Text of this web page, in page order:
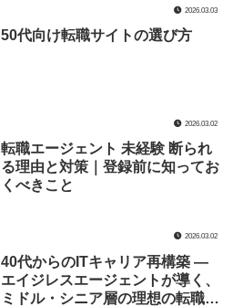
2026.03.03
50代向け転職サイトの選び方
2026.03.02
転職エージェント 未経験 断られ
る理由と対策｜登録前に知ってお
くべきこと
2026.03.02
40代からのITキャリア再構築 ―
エイジレスエージェントが導く、
ミドル・シニア層の理想の転職戦